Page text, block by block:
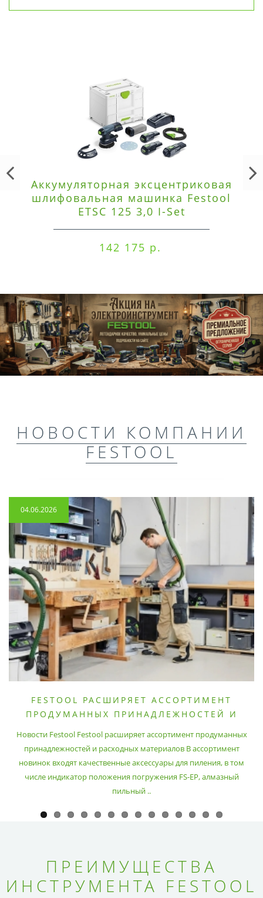
Аккумуляторная эксцентриковая
шлифовальная машинка Festool
ETSC 125 3,0 I-Set
142 175 р.
НОВОСТИ КОМПАНИИ
FESTOOL
04.06.2026
FESTOOL РАСШИРЯЕТ АССОРТИМЕНТ
ПРОДУМАННЫХ ПРИНАДЛЕЖНОСТЕЙ И
Новости Festool Festool расширяет ассортимент продуманных
принадлежностей и расходных материалов В ассортимент
новинок входят качественные аксессуары для пиления, в том
числе индикатор положения погружения FS-EP, алмазный
пильный ..
ПРЕИМУЩЕСТВА
ИНСТРУМЕНТА FESTOOL